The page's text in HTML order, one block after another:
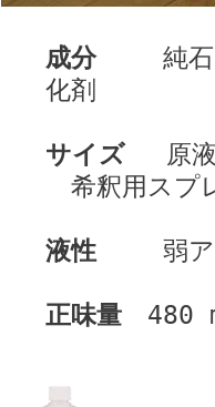
成分純石け
化剤
サイズ原液
希釈用スプ
液性 弱
正味量 480